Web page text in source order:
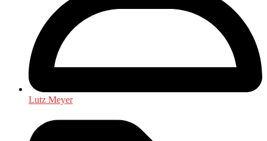
Lutz Meyer